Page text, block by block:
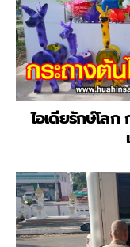
ไอเดียรักษ์โลก